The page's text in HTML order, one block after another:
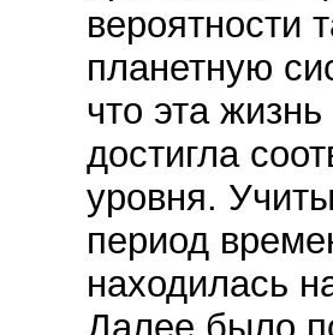
вероятности
планетную
что эта
достигла
уровня.
период
находилась